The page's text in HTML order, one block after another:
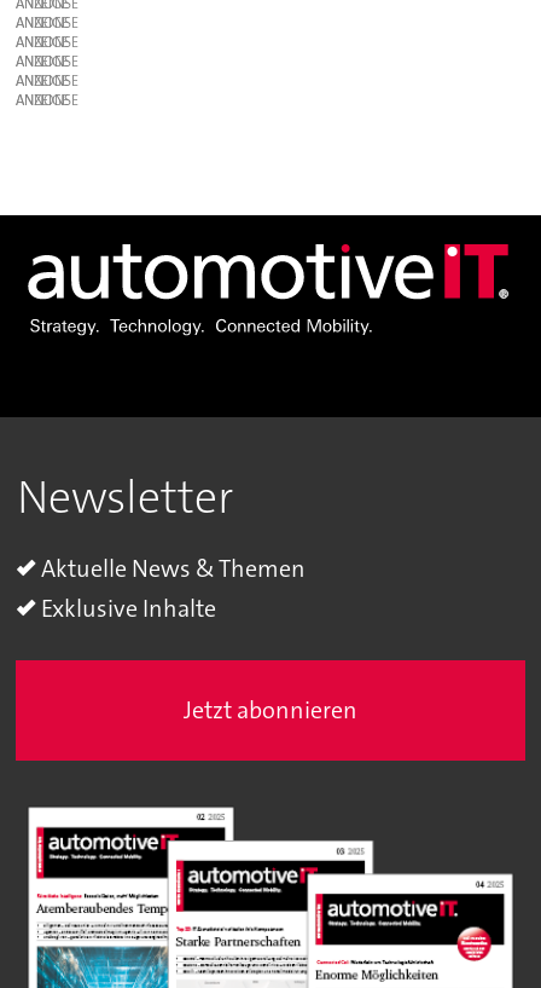
ANZEIGE
ANZEIGE
ANZEIGE
ANZEIGE
ANZEIGE
Newsletter
Aktuelle News & Themen
Exklusive Inhalte
Jetzt abonnieren